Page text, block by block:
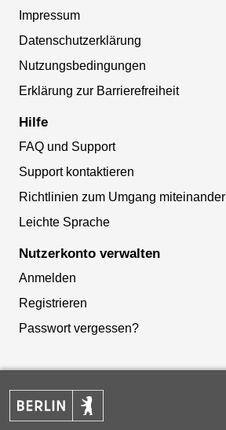
Impressum
Datenschutzerklärung
Nutzungsbedingungen
Erklärung zur Barrierefreiheit
Hilfe
FAQ und Support
Support kontaktieren
Richtlinien zum Umgang miteinander
Leichte Sprache
Nutzerkonto verwalten
Anmelden
Registrieren
Passwort vergessen?